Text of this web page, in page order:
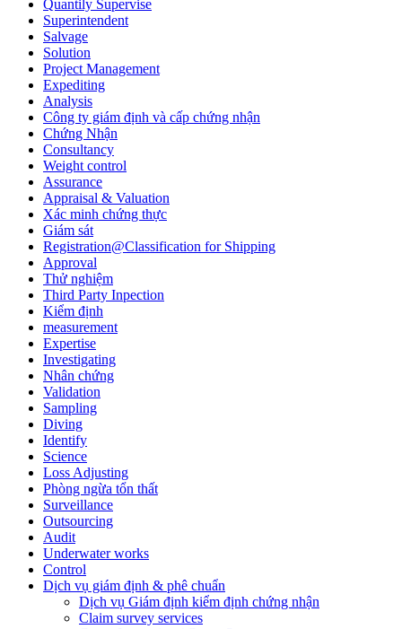
Quantily Supervise
Superintendent
Salvage
Solution
Project Management
Expediting
Analysis
Công ty giám định và cấp chứng nhận
Chứng Nhận
Consultancy
Weight control
Assurance
Appraisal & Valuation
Xác minh chứng thực
Giám sát
Registration@Classification for Shipping
Approval
Thử nghiệm
Third Party Inpection
Kiểm định
measurement
Expertise
Investigating
Nhân chứng
Validation
Sampling
Diving
Identify
Science
Loss Adjusting
Phòng ngừa tổn thất
Surveillance
Outsourcing
Audit
Underwater works
Control
Dịch vụ giám định & phê chuẩn
Dịch vụ Giám định kiểm định chứng nhận
Claim survey services